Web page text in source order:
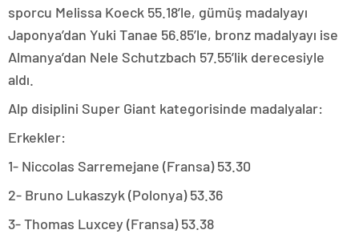
sporcu Melissa Koeck 55.18’le, gümüş madalyayı
Japonya’dan Yuki Tanae 56.85’le, bronz madalyayı ise
Almanya’dan Nele Schutzbach 57.55’lik derecesiyle
aldı.
Alp disiplini Super Giant kategorisinde madalyalar:
Erkekler:
1- Niccolas Sarremejane (Fransa) 53.30
2- Bruno Lukaszyk (Polonya) 53.36
3- Thomas Luxcey (Fransa) 53.38